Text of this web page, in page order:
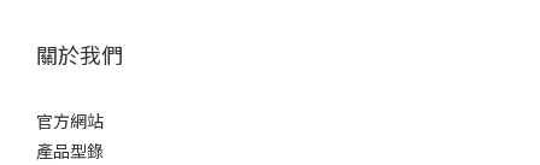
關於我們
官方網站
產品型錄